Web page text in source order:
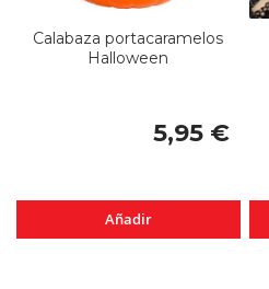
Calabaza portacaramelos
Halloween
5,95 €
Añadir